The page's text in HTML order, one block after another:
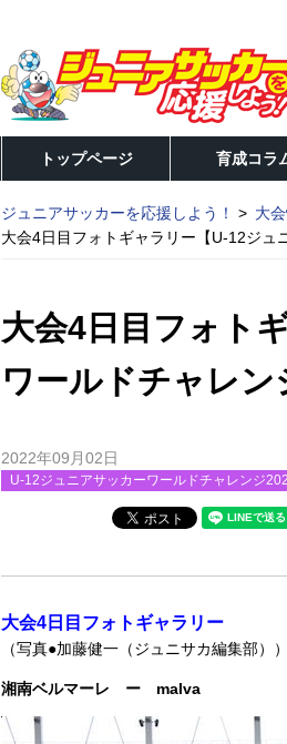
トップページ 育成コラ
ジュニアサッカーを応援しよう！ 大
大会4日目フォトギャラリー【U-12ジュ
大会4日目フォト
ワールドチャレン
2022年09月02日
U-12ジュニアサッカーワールドチャレンジ
大会4日目フォトギャラリー
（写真●加藤健一（ジュニサカ編集部））
湘南ベルマーレ ー malva